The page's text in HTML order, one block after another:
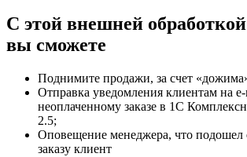
C этой внешней обработкой
вы сможете
Поднимите продажи, за счет
Отправка уведомления клиентам на
неоплаченному заказе в 1С
2.5;
Оповещение менеджера, что подошел
заказу клиент